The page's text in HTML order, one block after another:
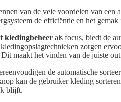
van de vele voordelen van een
de efficiëntie en het
kledingbeheer als focus, biedt de
zorgen
Dit maakt het vinden van de juiste
de automatische
kan de gebruiker kleding
blijft.